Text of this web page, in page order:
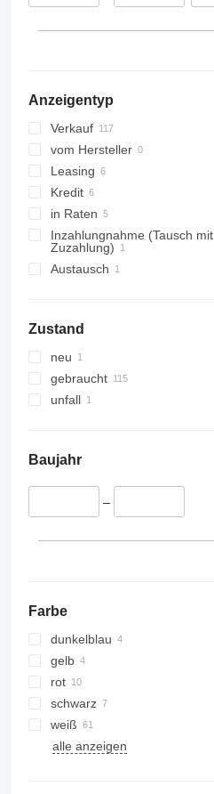
Gherăești
Românași
Văleni
Șimleu Silvaniei
Măgurele
alle anzeigen
Anzeigentyp
Verkauf
vom Hersteller
Leasing
Kredit
in Raten
Inzahlungnahme (Tausch mit
Zuzahlung)
Austausch
Zustand
neu
gebraucht
unfall
Baujahr
–
Farbe
dunkelblau
gelb
rot
schwarz
weiß
alle anzeigen